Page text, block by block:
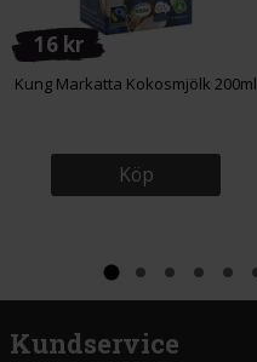
16 kr
Kung Markatta Kokosmjölk 200ml
Köp
Kundservice